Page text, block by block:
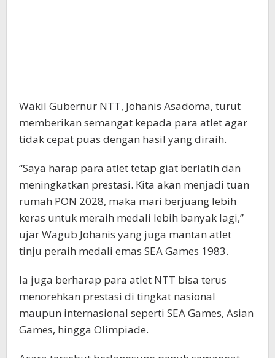
Wakil Gubernur NTT, Johanis Asadoma, turut
memberikan semangat kepada para atlet agar
tidak cepat puas dengan hasil yang diraih.
“Saya harap para atlet tetap giat berlatih dan
meningkatkan prestasi. Kita akan menjadi tuan
rumah PON 2028, maka mari berjuang lebih
keras untuk meraih medali lebih banyak lagi,”
ujar Wagub Johanis yang juga mantan atlet
tinju peraih medali emas SEA Games 1983.
Ia juga berharap para atlet NTT bisa terus
menorehkan prestasi di tingkat nasional
maupun internasional seperti SEA Games, Asian
Games, hingga Olimpiade.